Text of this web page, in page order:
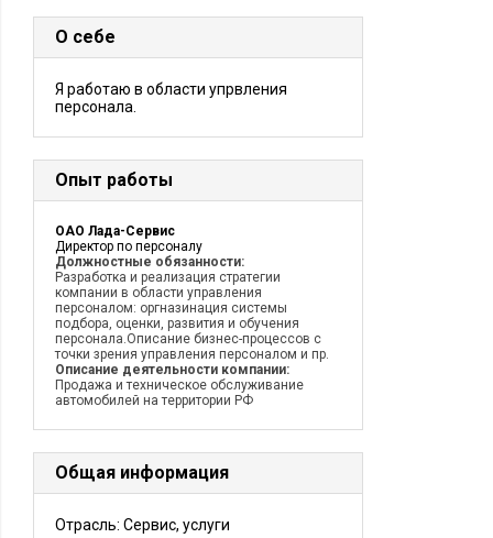
О себе
Я работаю в области упрвления
персонала.
Опыт работы
ОАО Лада-Сервис
Директор по персоналу
Должностные обязанности:
Разработка и реализация стратегии
компании в области управления
персоналом: оргназинация системы
подбора, оценки, развития и обучения
персонала.Описание бизнес-процессов с
точки зрения управления персоналом и пр.
Описание деятельности компании:
Продажа и техническое обслуживание
автомобилей на территории РФ
Общая информация
Отрасль: Сервис, услуги